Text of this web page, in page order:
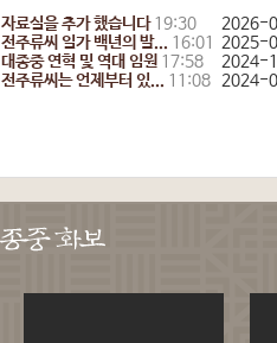
자료실을 추가 했습니다 2026-
19:30
전주류씨 일가 백년의 발...
2025-
16:01
대종중 연혁 및 역대 임원
2024-
17:58
전주류씨는 언제부터 있...
2024-
11:08